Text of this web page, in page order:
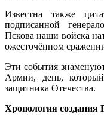
Известна также
подписанной
Пскова наши войска
ожесточённом
Эти события
Армии, день,
защитника Отечества.
Хронология